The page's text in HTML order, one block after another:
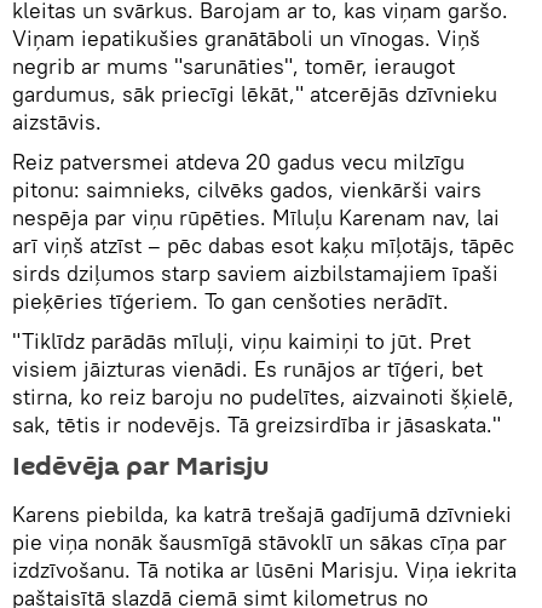
kleitas un svārkus. Barojam ar to, kas viņam garšo.
Viņam iepatikušies granātāboli un vīnogas. Viņš
negrib ar mums "sarunāties", tomēr, ieraugot
gardumus, sāk priecīgi lēkāt," atcerējās dzīvnieku
aizstāvis.
Reiz patversmei atdeva 20 gadus vecu milzīgu
pitonu: saimnieks, cilvēks gados, vienkārši vairs
nespēja par viņu rūpēties. Mīluļu Karenam nav, lai
arī viņš atzīst – pēc dabas esot kaķu mīļotājs, tāpēc
sirds dziļumos starp saviem aizbilstamajiem īpaši
pieķēries tīģeriem. To gan cenšoties nerādīt.
"Tiklīdz parādās mīluļi, viņu kaimiņi to jūt. Pret
visiem jāizturas vienādi. Es runājos ar tīģeri, bet
stirna, ko reiz baroju no pudelītes, aizvainoti šķielē,
sak, tētis ir nodevējs. Tā greizsirdība ir jāsaskata."
Iedēvēja par Marisju
Karens piebilda, ka katrā trešajā gadījumā dzīvnieki
pie viņa nonāk šausmīgā stāvoklī un sākas cīņa par
izdzīvošanu. Tā notika ar lūsēni Marisju. Viņa iekrita
paštaisītā slazdā ciemā simt kilometrus no